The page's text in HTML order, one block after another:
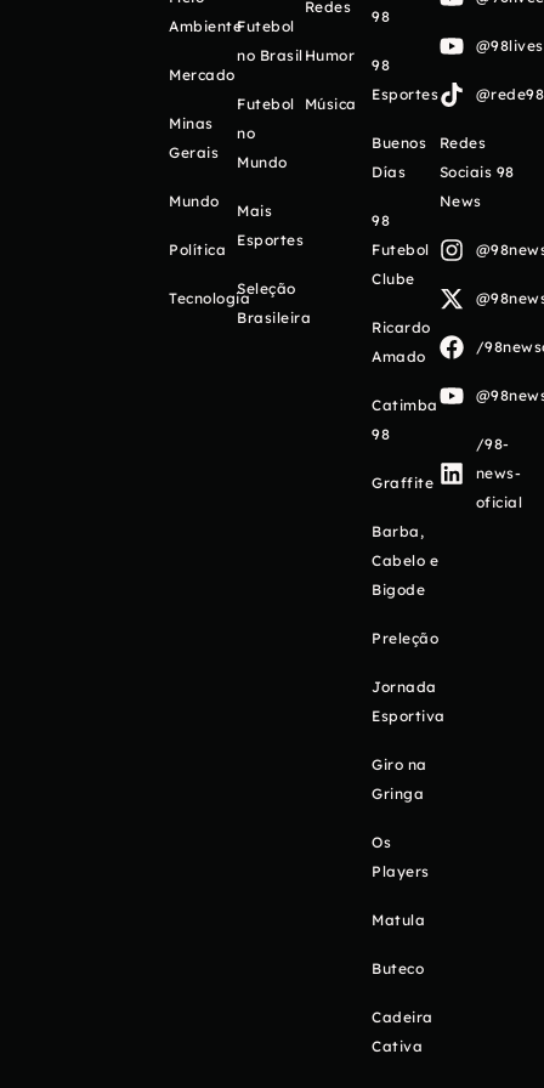
Ambiente
Mercado
Minas
Gerais
Mundo
Política
Tecnologia
Futebol
no Brasil
Futebol
no
Mundo
Mais
Esportes
Seleção
Brasileira
Redes
Humor
Música
98
98
Esportes
Buenos
Días
98
Futebol
Clube
Ricardo
Amado
Catimba
98
Graffite
Barba,
Cabelo e
Bigode
Preleção
Jornada
Esportiva
Giro na
Gringa
Os
Players
Matula
Buteco
Cadeira
Cativa
Redes
Sociais 98
News
/
/98-
news-
oficial